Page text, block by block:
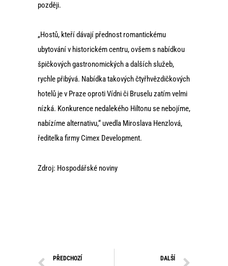
později.
„Hostů, kteří dávají přednost romantickému
ubytování v historickém centru, ovšem s nabídkou
špičkových gastronomických a dalších služeb,
rychle přibývá. Nabídka takových čtyřhvězdičkových
hotelů je v Praze oproti Vídni či Bruselu zatím velmi
nízká. Konkurence nedalekého Hiltonu se nebojíme,
nabízíme alternativu,“ uvedla Miroslava Henzlová,
ředitelka firmy Cimex Development.
Zdroj: Hospodářské noviny
PŘEDCHOZÍ DALŠÍ